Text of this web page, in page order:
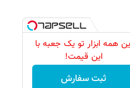
همه ابزار تو یک جعبه با
این قیمت!
ثبت سفارش